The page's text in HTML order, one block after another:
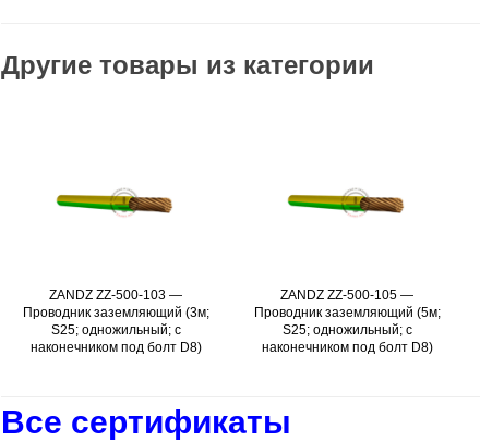
Другие товары из категории
Подробнее
ZANDZ ZZ-500-103 —
Проводник заземляющий (3м;
S25; одножильный; с
наконечником под болт D8)
Подробнее
ZANDZ ZZ-500-105 —
Проводник заземляющий (5м;
S25; одножильный; с
наконечником под болт D8)
Все сертификаты